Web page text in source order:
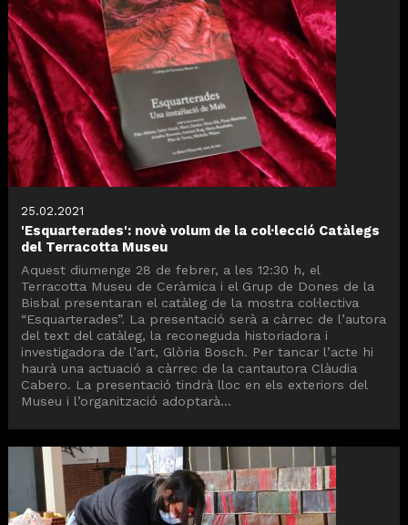
25.02.2021
'Esquarterades': novè volum de la col·lecció Catàlegs
del Terracotta Museu
Aquest diumenge 28 de febrer, a les 12:30 h, el
Terracotta Museu de Ceràmica i el Grup de Dones de la
Bisbal presentaran el catàleg de la mostra col·lectiva
“Esquarterades”. La presentació serà a càrrec de l’autora
del text del catàleg, la reconeguda historiadora i
investigadora de l’art, Glòria Bosch. Per tancar l’acte hi
haurà una actuació a càrrec de la cantautora Clàudia
Cabero. La presentació tindrà lloc en els exteriors del
Museu i l’organització adoptarà...